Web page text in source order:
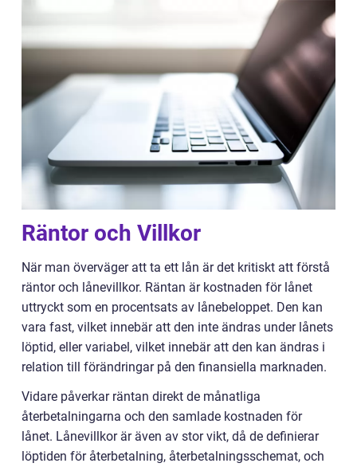
Räntor och Villkor
När man överväger att ta ett lån är det kritiskt att förstå
räntor och lånevillkor. Räntan är kostnaden för lånet
uttryckt som en procentsats av lånebeloppet. Den kan
vara fast, vilket innebär att den inte ändras under lånets
löptid, eller variabel, vilket innebär att den kan ändras i
relation till förändringar på den finansiella marknaden.
Vidare påverkar räntan direkt de månatliga
återbetalningarna och den samlade kostnaden för
lånet. Lånevillkor är även av stor vikt, då de definierar
löptiden för återbetalning, återbetalningsschemat, och